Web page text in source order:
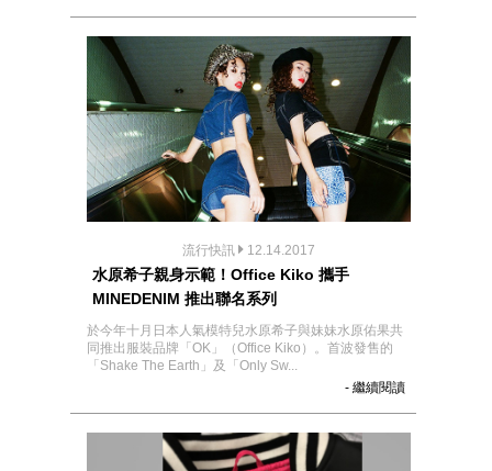
流行快訊 12.14.2017
水原希子親身示範！Office Kiko 攜手
MINEDENIM 推出聯名系列
於今年十月日本人氣模特兒水原希子與妹妹水原佑果共
同推出服裝品牌「OK」（Office Kiko）。首波發售的
「Shake The Earth」及「Only Sw...
- 繼續閱讀